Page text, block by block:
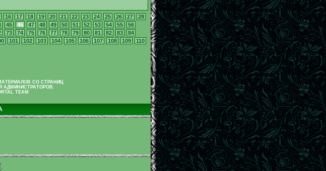
16 17 18 19 20 21 22 23 24 25 26 27
28
45 46 47 48 49 50 51 52 53 54 55
56
73 74 75 76 77 78 79 80 81 82 83
84
101 102 103 104 105 106 107 108 109
110
СО СТРАНИЦ
АДМИНИСТРАТОРОВ.
TEAM